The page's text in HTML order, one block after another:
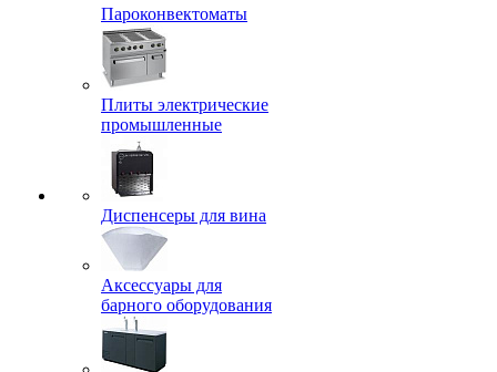
Пароконвектоматы
Плиты электрические
промышленные
Диспенсеры для вина
Аксессуары для
барного оборудования